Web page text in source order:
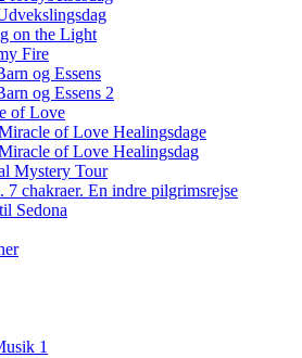
on the Light
Fire
og Essens
og Essens 2
of Love
of Love Healingsdage
of Love Healingsdag
Mystery Tour
7 chakraer. En indre pilgrimsrejse
Sedona
1